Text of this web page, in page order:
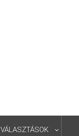
VÁLASZTÁSOK